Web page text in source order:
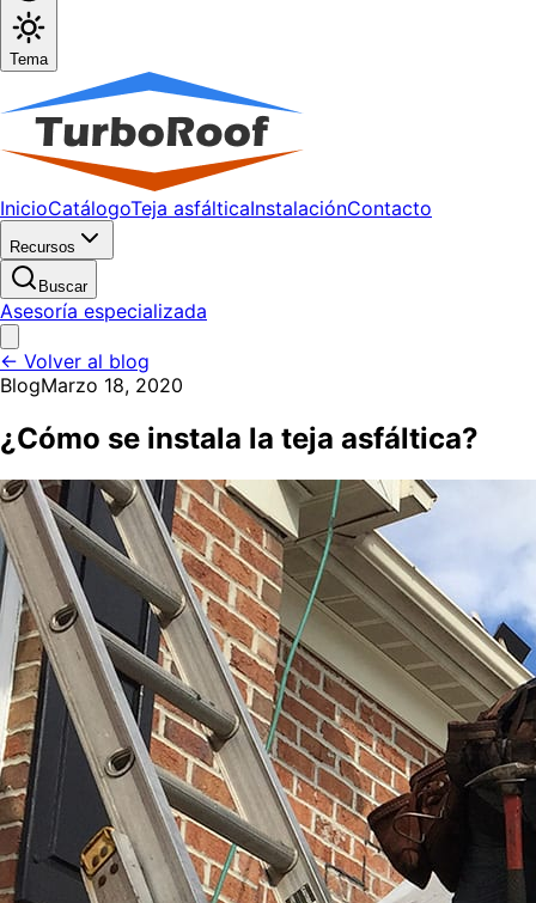
Tema
InicioCatálogoTeja asfálticaInstalaciónContacto
Recursos
Buscar
Asesoría especializada
← Volver al blog
BlogMarzo 18, 2020
¿Cómo se instala la teja asfáltica?